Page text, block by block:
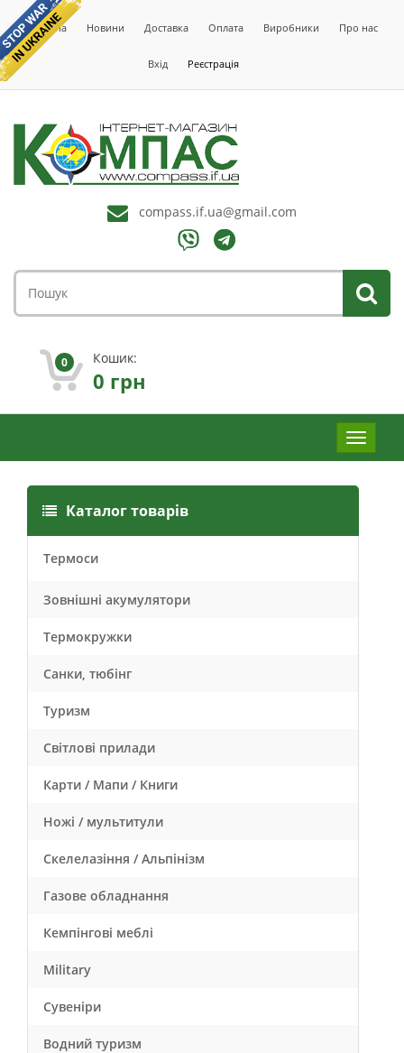
Головна Новини Доставка Оплата Виробники Про нас
Вхід Реєстрація
compass.if.ua@gmail.com
0 Кошик:
0 грн
Меню
Каталог товарів
Термоси
Зовнішні акумулятори
Термокружки
Санки, тюбінг
Туризм
Світлові прилади
Карти / Мапи / Книги
Ножі / мультитули
Скелелазіння / Альпінізм
Газове обладнання
Кемпінгові меблі
Military
Сувеніри
Водний туризм